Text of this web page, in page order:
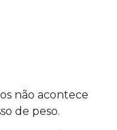
não acontece
de peso.